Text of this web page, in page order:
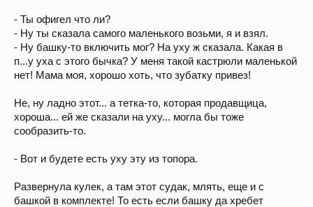
- Ты офигел что ли?
- Ну ты сказала самого маленького возьми, я и взял.
- Ну башку-то включить мог? На уху ж сказала. Какая в
п...у уха с этого бычка? У меня такой кастрюли маленькой
нет! Мама моя, хорошо хоть, что зубатку привез!
Не, ну ладно этот... а тетка-то, которая продавщица,
хороша... ей же сказали на уху... могла бы тоже
сообразить-то.
- Вот и будете есть уху эту из топора.
Развернула кулек, а там этот судак, млять, еще и с
башкой в комплекте! То есть если башку да хребет